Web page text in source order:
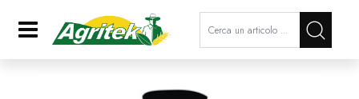
Open La modifica di un filtro